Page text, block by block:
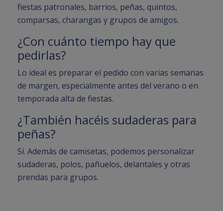
fiestas patronales, barrios, peñas, quintos,
comparsas, charangas y grupos de amigos.
¿Con cuánto tiempo hay que
pedirlas?
Lo ideal es preparar el pedido con varias semanas
de margen, especialmente antes del verano o en
temporada alta de fiestas.
¿También hacéis sudaderas para
peñas?
Sí. Además de camisetas, podemos personalizar
sudaderas, polos, pañuelos, delantales y otras
prendas para grupos.